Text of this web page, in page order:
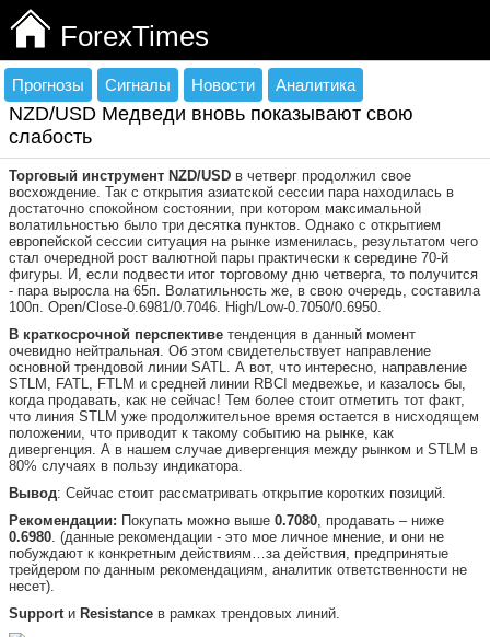
ForexTimes
Прогнозы Сигналы Новости Аналитика
NZD/USD Медведи вновь показывают свою
слабость
Торговый инструмент NZD/USD в четверг продолжил свое
восхождение. Так с открытия азиатской сессии пара находилась в
достаточно спокойном состоянии, при котором максимальной
волатильностью было три десятка пунктов. Однако с открытием
европейской сессии ситуация на рынке изменилась, результатом чего
стал очередной рост валютной пары практически к середине 70-й
фигуры. И, если подвести итог торговому дню четверга, то получится
- пара выросла на 65п. Волатильность же, в свою очередь, составила
100п. Open/Close-0.6981/0.7046. High/Low-0.7050/0.6950.
В краткосрочной перспективе тенденция в данный момент
очевидно нейтральная. Об этом свидетельствует направление
основной трендовой линии SATL. А вот, что интересно, направление
STLM, FATL, FTLM и средней линии RBCI медвежье, и казалось бы,
когда продавать, как не сейчас! Тем более стоит отметить тот факт,
что линия STLM уже продолжительное время остается в нисходящем
положении, что приводит к такому событию на рынке, как
дивергенция. А в нашем случае дивергенция между рынком и STLM в
80% случаях в пользу индикатора.
Вывод: Сейчас стоит рассматривать открытие коротких позиций.
Рекомендации: Покупать можно выше 0.7080, продавать – ниже
0.6980. (данные рекомендации - это мое личное мнение, и они не
побуждают к конкретным действиям…за действия, предпринятые
трейдером по данным рекомендациям, аналитик ответственности не
несет).
Supportи Resistance в рамках трендовых линий.